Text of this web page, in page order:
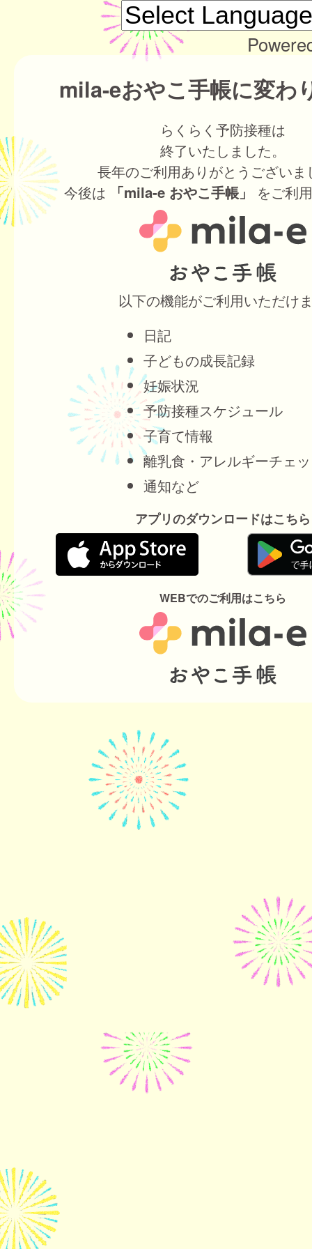
mila-eおやこ手帳に変わ
らくらく予防接種は
終了いたしました。
長年のご利用ありがとうございま
今後は
「mila-e おやこ手帳」 をご利
以下の機能がご利用いただけ
日記
子どもの成長記録
妊娠状況
予防接種スケジュール
子育て情報
離乳食・アレルギーチェ
通知など
アプリのダウンロードはこちら
WEBでのご利用はこちら